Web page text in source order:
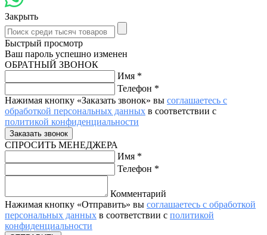
Закрыть
Быстрый просмотр
Ваш пароль успешно изменен
ОБРАТНЫЙ ЗВОНОК
Имя *
Телефон *
Нажимая кнопку «Заказать звонок» вы соглашаетесь с
обработкой персональных данных в соответствии с
политикой конфиденциальности
СПРОСИТЬ МЕНЕДЖЕРА
Имя *
Телефон *
Комментарий
Нажимая кнопку «Отправить» вы соглашаетесь с обработкой
персональных данных в соответствии с политикой
конфиденциальности